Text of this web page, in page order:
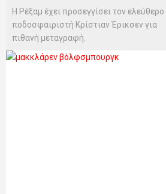
Η Ρέξαμ έχει προσεγγίσει τον ελεύθερο
ποδοσφαιριστή Κρίστιαν Έρικσεν για
πιθανή μεταγραφή.